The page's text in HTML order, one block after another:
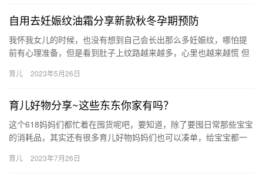
自用去妊娠纹油霜分享新款秋冬孕期预防
我怀我女儿的时候，也没有想到自己会长出那么多妊娠纹，哪怕提
前有心理准备，但是看到肚子上纹路越来越多，心里也越来越慌 但
到…
育儿 2023年5月26日
育儿好物分享~这些东东你家有吗？
这个618妈妈们都忙着在囤货呢吧，要知道，除了要囤日常那些宝宝
的消耗品，其实还有很多育儿好物妈妈们也可以凑单，给宝宝都一
育儿 2023年7月26日